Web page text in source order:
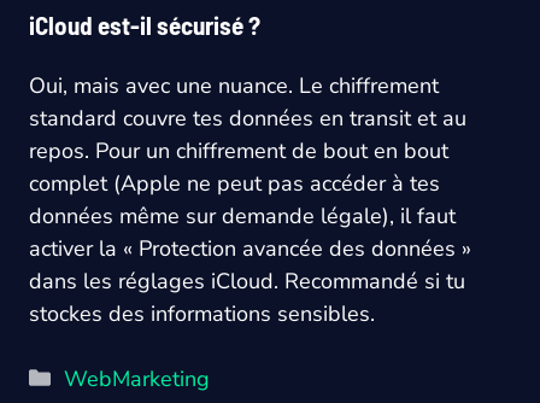
iCloud est-il sécurisé ?
Oui, mais avec une nuance. Le chiffrement
standard couvre tes données en transit et au
repos. Pour un chiffrement de bout en bout
complet (Apple ne peut pas accéder à tes
données même sur demande légale), il faut
activer la « Protection avancée des données »
dans les réglages iCloud. Recommandé si tu
stockes des informations sensibles.
Catégories
WebMarketing